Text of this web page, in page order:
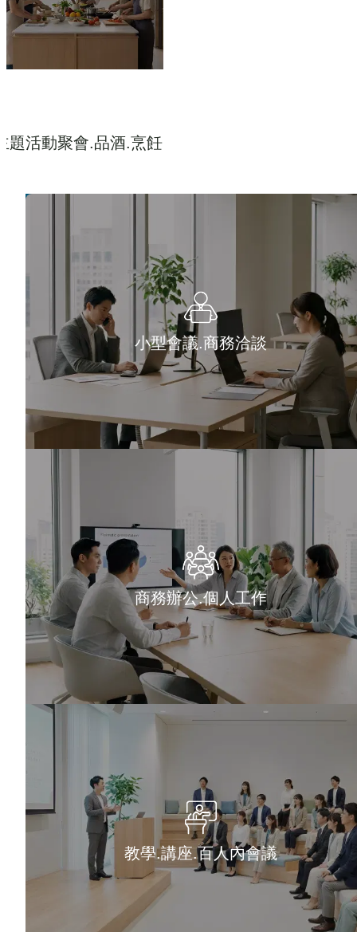
題活動聚會.品酒.烹飪
小型會議.商務洽談
商務辦公.個人工作
教學.講座.百人內會議